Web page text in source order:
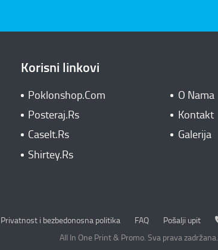
Korisni linkovi
Poklonshop.Com
O Nama
Posteraj.Rs
Kontakt
CaseIt.Rs
Galerija
Shirtey.Rs
Privatnost i bezbedonosna politika
Privatnost i bezbedonosna politika FAQ Pošalji upit
All In One Print & Promo. Sva prava zadržana.